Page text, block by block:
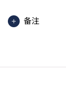
备注
除学费外，